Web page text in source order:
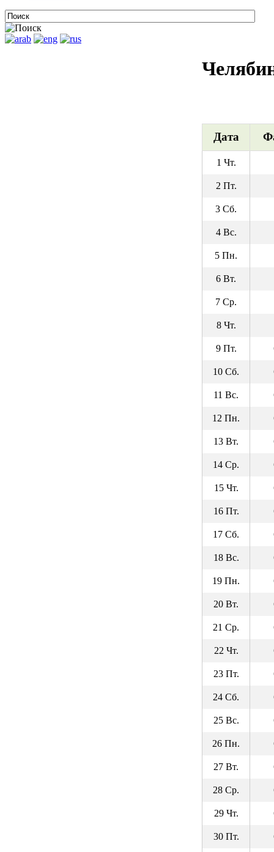
Дата
1 Чт.
2 Пт.
3 Сб.
4 Вс.
5 Пн.
6 Вт.
7 Ср.
8 Чт.
9 Пт.
10 Сб.
11 Вс.
12 Пн.
13 Вт.
14 Ср.
15 Чт.
16 Пт.
17 Сб.
18 Вс.
19 Пн.
20 Вт.
21 Ср.
22 Чт.
23 Пт.
24 Сб.
25 Вс.
26 Пн.
27 Вт.
28 Ср.
29 Чт.
30 Пт.